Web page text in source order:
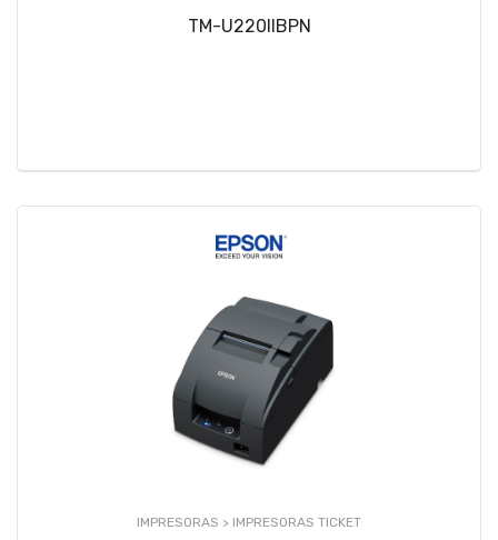
TM-U220IIBPN
IMPRESORAS > IMPRESORAS TICKET